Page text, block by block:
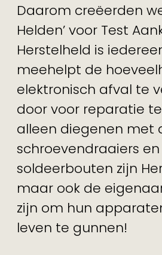
Daarom creëerden
Helden’ voor Test
Herstelheld is
meehelpt de
elektronisch afval te
door voor reparatie
alleen diegenen met
schroevendraaiers en
soldeerbouten zijn
maar ook de
zijn om hun
leven te gunnen!